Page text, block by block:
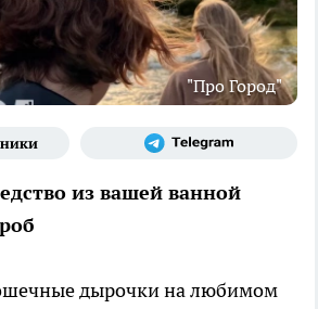
"Про Город"
из вашей ванной
дырочки на любимом